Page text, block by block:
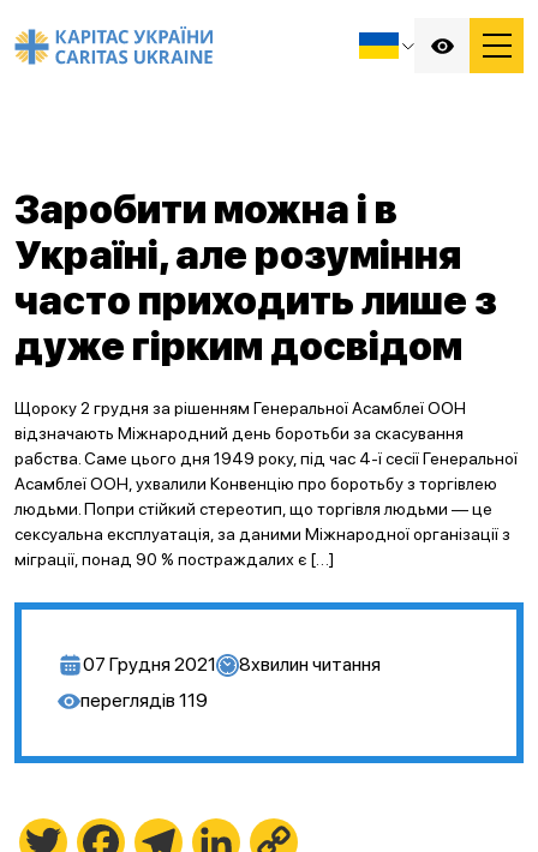
Заробити можна і в
Україні, але розуміння
часто приходить лише з
дуже гірким досвідом
Щороку 2 грудня за рішенням Генеральної Асамблеї ООН
відзначають Міжнародний день боротьби за скасування
рабства. Саме цього дня 1949 року, під час 4-ї сесії Генеральної
Асамблеї ООН, ухвалили Конвенцію про боротьбу з торгівлею
людьми. Попри стійкий стереотип, що торгівля людьми — це
сексуальна експлуатація, за даними Міжнародної організації з
міграції, понад 90 % постраждалих є […]
07 Грудня 2021 8хвилин читання
переглядів 119
Twitter FacebookTelegramLinkedIn